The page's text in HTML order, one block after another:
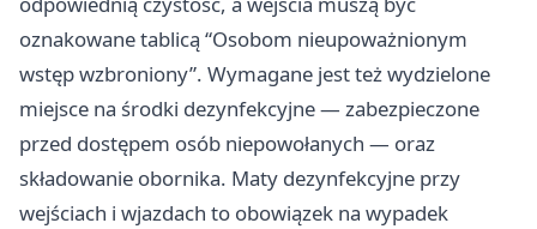
oznakowane tablicą “Osobom nieupoważnionym
wstęp wzbroniony”. Wymagane jest też wydzielone
miejsce na środki dezynfekcyjne — zabezpieczone
przed dostępem osób niepowołanych — oraz
składowanie obornika. Maty dezynfekcyjne przy
wejściach i wjazdach to obowiązek na wypadek